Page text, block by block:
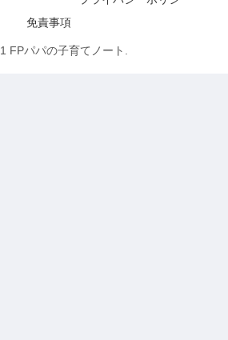
免責事項
FPパパの子育てノート.